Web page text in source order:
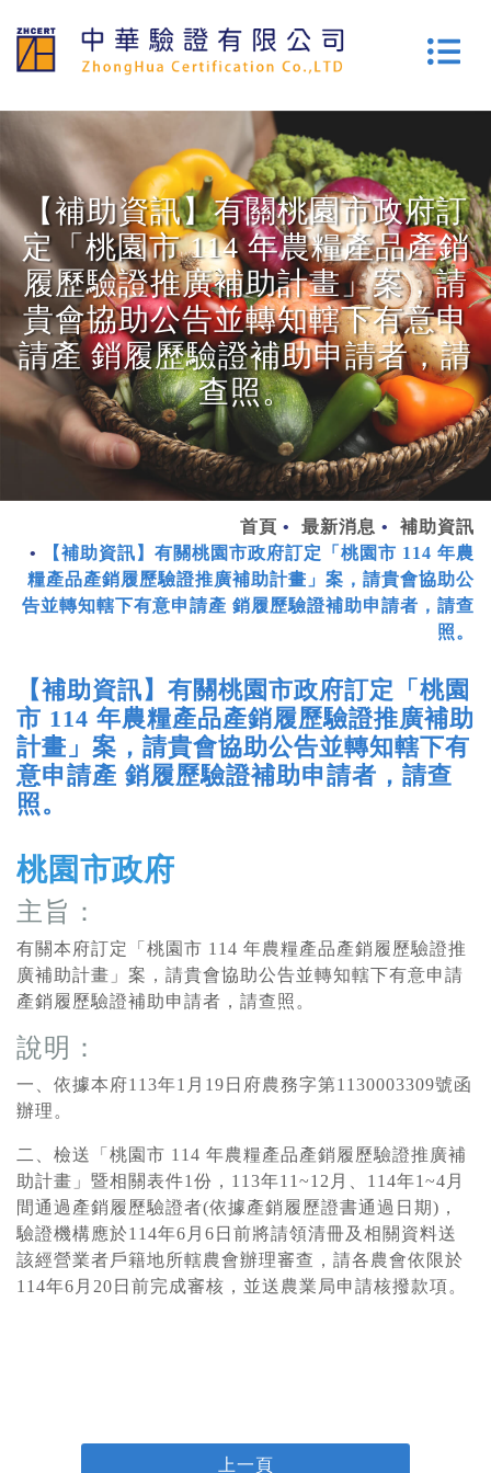
【補助資訊】有關桃園市政府訂
定「桃園市 114 年農糧產品產銷
履歷驗證推廣補助計畫」案，請
貴會協助公告並轉知轄下有意申
請產 銷履歷驗證補助申請者，請
查照。
首頁 最新消息
補助資訊
【補助資訊】有關桃園市政府訂定「桃園市 114 年農
糧產品產銷履歷驗證推廣補助計畫」案，請貴會協助公
告並轉知轄下有意申請產 銷履歷驗證補助申請者，請查
照。
【補助資訊】有關桃園市政府訂定「桃園
市 114 年農糧產品產銷履歷驗證推廣補助
計畫」案，請貴會協助公告並轉知轄下有
意申請產 銷履歷驗證補助申請者，請查
照。
桃園市政府
主旨：
有關本府訂定「桃園市 114 年農糧產品產銷履歷驗證推
廣補助計畫」案，請貴會協助公告並轉知轄下有意申請
產銷履歷驗證補助申請者，請查照。
說明：
一、依據本府113年1月19日府農務字第1130003309號函
辦理。
二、檢送「桃園市 114 年農糧產品產銷履歷驗證推廣補
助計畫」暨相關表件1份，113年11~12月、114年1~4月
間通過產銷履歷驗證者(依據產銷履歷證書通過日期)，
驗證機構應於114年6月6日前將請領清冊及相關資料送
該經營業者戶籍地所轄農會辦理審查，請各農會依限於
114年6月20日前完成審核，並送農業局申請核撥款項。
上一頁